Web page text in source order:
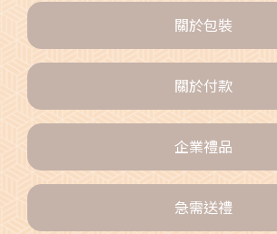
關於包裝
關於付款
企業禮品
急需送禮